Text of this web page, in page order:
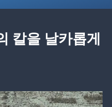
칼을 날카롭게